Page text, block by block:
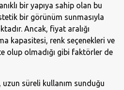
bir yapıya sahip olan bu
bir görünüm sunmasıyla
Ancak, fiyat aralığı
kapasitesi, renk seçenekleri ve
olup olmadığı gibi faktörler de
süreli kullanım sunduğu